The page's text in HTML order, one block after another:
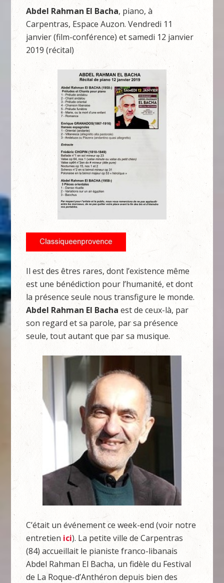
Abdel Rahman El Bacha, piano, à
Carpentras, Espace Auzon. Vendredi 11
janvier (film-conférence) et samedi 12 janvier
2019 (récital)
Il est des êtres rares, dont l’existence même
est une bénédiction pour l’humanité, et dont
la présence seule nous transfigure le monde.
Abdel Rahman El Bacha est de ceux-là, par
son regard et sa parole, par sa présence
seule, tout autant que par sa musique.
C’était un événement ce week-end (voir notre
entretien ici). La petite ville de Carpentras
(84) accueillait le pianiste franco-libanais
Abdel Rahman El Bacha, un fidèle du Festival
de La Roque-d’Anthéron depuis bien des